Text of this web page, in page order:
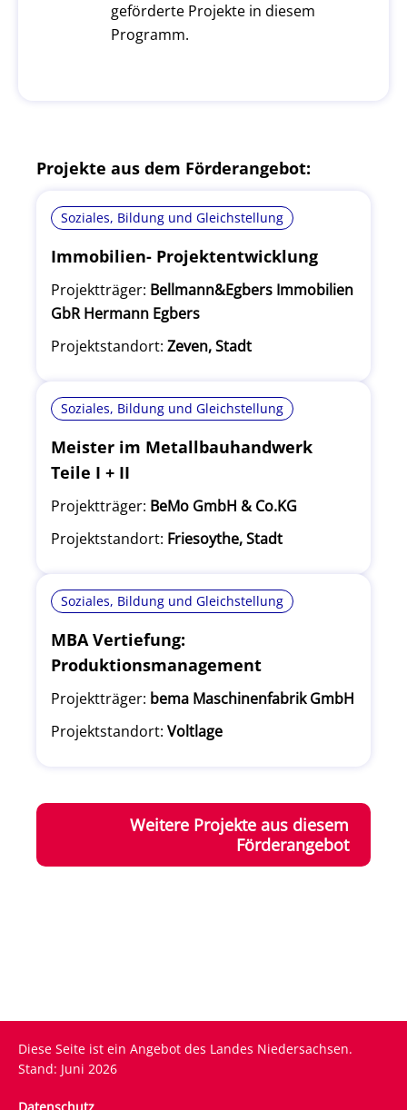
geförderte Projekte in diesem
Programm.
Projekte aus dem Förderangebot:
Soziales, Bildung und Gleichstellung
Immobilien- Projektentwicklung
Projektträger: Bellmann&Egbers Immobilien
GbR Hermann Egbers
Projektstandort: Zeven, Stadt
Soziales, Bildung und Gleichstellung
Meister im Metallbauhandwerk
Teile I + II
Projektträger: BeMo GmbH & Co.KG
Projektstandort: Friesoythe, Stadt
Soziales, Bildung und Gleichstellung
MBA Vertiefung:
Produktionsmanagement
Projektträger: bema Maschinenfabrik GmbH
Projektstandort: Voltlage
Weitere Projekte aus diesem
Förderangebot
Diese Seite ist ein Angebot des Landes Niedersachsen.
Stand: Juni 2026